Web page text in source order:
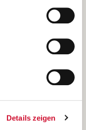
widerrufen,
und diese
Details zeigen
Unterfranken